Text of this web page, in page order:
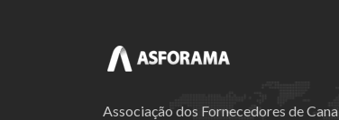
Associação dos Fornecedores de Cana